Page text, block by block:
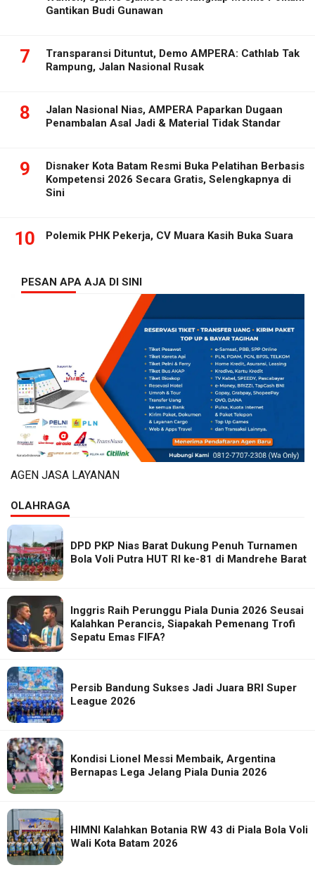
Gantikan Budi Gunawan
7
Transparansi Dituntut, Demo AMPERA: Cathlab Tak
Rampung, Jalan Nasional Rusak
8
Jalan Nasional Nias, AMPERA Paparkan Dugaan
Penambalan Asal Jadi & Material Tidak Standar
9
Disnaker Kota Batam Resmi Buka Pelatihan Berbasis
Kompetensi 2026 Secara Gratis, Selengkapnya di
Sini
10 Polemik PHK Pekerja, CV Muara Kasih Buka Suara
PESAN APA AJA DI SINI
AGEN JASA LAYANAN
OLAHRAGA
DPD PKP Nias Barat Dukung Penuh Turnamen
Bola Voli Putra HUT RI ke-81 di Mandrehe Barat
Inggris Raih Perunggu Piala Dunia 2026 Seusai
Kalahkan Perancis, Siapakah Pemenang Trofi
Sepatu Emas FIFA?
Persib Bandung Sukses Jadi Juara BRI Super
League 2026
Kondisi Lionel Messi Membaik, Argentina
Bernapas Lega Jelang Piala Dunia 2026
HIMNI Kalahkan Botania RW 43 di Piala Bola Voli
Wali Kota Batam 2026